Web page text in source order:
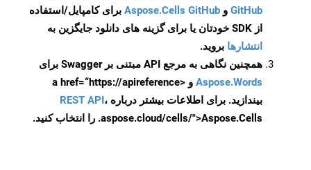
GitHub و Aspose.Cells GitHub برای کامپایل/استفاده
از SDK خودتان یا برای گزینه های دانلود جایگزین به
انتشارها بروید.
همچنین نگاهی به مرجع API مبتنی بر Swagger برای
Aspose.Words
و <a href=“https://apireference
بیندازید. برای اطلاعات بیشتر درباره REST API،
.aspose.cloud/cells/">Aspose.Cells را انتخاب کنید.